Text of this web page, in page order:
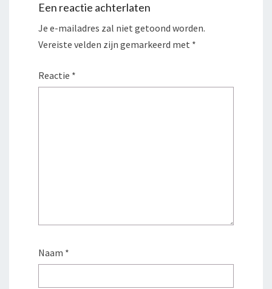
Een reactie achterlaten
Je e-mailadres zal niet getoond worden.
Vereiste velden zijn gemarkeerd met *
Reactie *
Naam *